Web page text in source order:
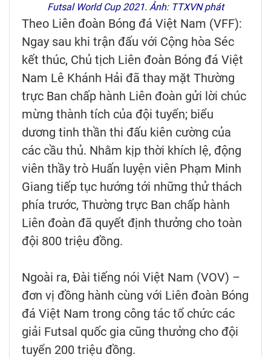
Futsal World Cup 2021. Ảnh: TTXVN phát
Theo Liên đoàn Bóng đá Việt Nam (VFF):
Ngay sau khi trận đấu với Cộng hòa Séc
kết thúc, Chủ tịch Liên đoàn Bóng đá Việt
Nam Lê Khánh Hải đã thay mặt Thường
trực Ban chấp hành Liên đoàn gửi lời chúc
mừng thành tích của đội tuyển; biểu
dương tinh thần thi đấu kiên cường của
các cầu thủ. Nhằm kịp thời khích lệ, động
viên thầy trò Huấn luyện viên Phạm Minh
Giang tiếp tục hướng tới những thử thách
phía trước, Thường trực Ban chấp hành
Liên đoàn đã quyết định thưởng cho toàn
đội 800 triệu đồng.
Ngoài ra, Đài tiếng nói Việt Nam (VOV) –
đơn vị đồng hành cùng với Liên đoàn Bóng
đá Việt Nam trong công tác tổ chức các
giải Futsal quốc gia cũng thưởng cho đội
tuyển 200 triệu đồng.